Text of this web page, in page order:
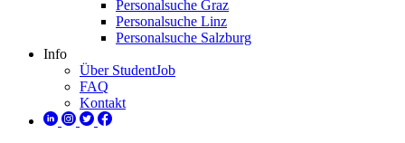
Personalsuche Graz
Personalsuche Linz
Personalsuche Salzburg
Info
Über StudentJob
FAQ
Kontakt